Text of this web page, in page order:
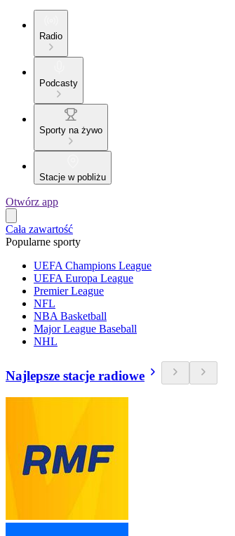
Radio
Podcasty
Sporty na żywo
Stacje w pobliżu
Otwórz app
Cała zawartość
Popularne sporty
UEFA Champions League
UEFA Europa League
Premier League
NFL
NBA Basketball
Major League Baseball
NHL
Najlepsze stacje radiowe